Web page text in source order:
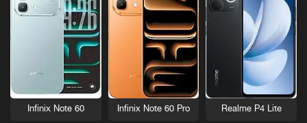
Realme P4 Lite
Infinix Note 60 Pro
Infinix Note 60